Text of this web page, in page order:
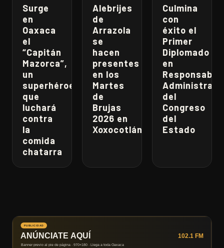
Surge
en
Oaxaca
el
“Capitán
Mazorca”,
un
superhéroe
que
luchará
contra
la
comida
chatarra
Alebrijes
de
Arrazola
se
hacen
presentes
en los
Martes
de
Brujas
2026 en
Xoxocotlán
Culmina
con
éxito el
Primer
Diplomado
en
del
Congreso
del
Estado